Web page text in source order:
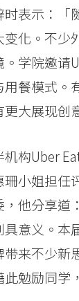
时表示：「
化。不少
学院邀请
餐模式。
大展现创
构Uber
小姐担任
他分享道
意义。本
来不少新
勉励同学